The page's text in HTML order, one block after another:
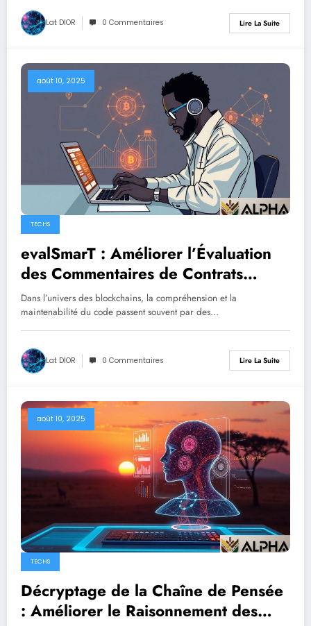
Lat DIOR 0 Commentaires Lire La Suite
août 10, 2025
TECHS
evalSmarT : Améliorer l’Évaluation
des Commentaires de Contrats
Intelligents grâce aux LLM
Dans l’univers des blockchains, la compréhension et la
maintenabilité du code passent souvent par des…
Lat DIOR 0 Commentaires Lire La Suite
août 10, 2025
TECHS
Décryptage de la Chaîne de Pensée
: Améliorer le Raisonnement des